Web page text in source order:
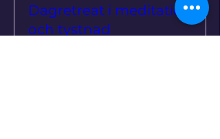
Dagretreat i meditation
och tystnad